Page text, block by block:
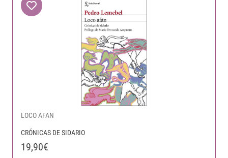
LOCO AFAN
CRÓNICAS DE SIDARIO
19,90€